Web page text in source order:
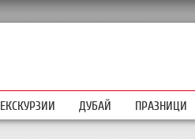
ЕКСКУРЗИИ ДУБАЙ ПРАЗНИЦИ